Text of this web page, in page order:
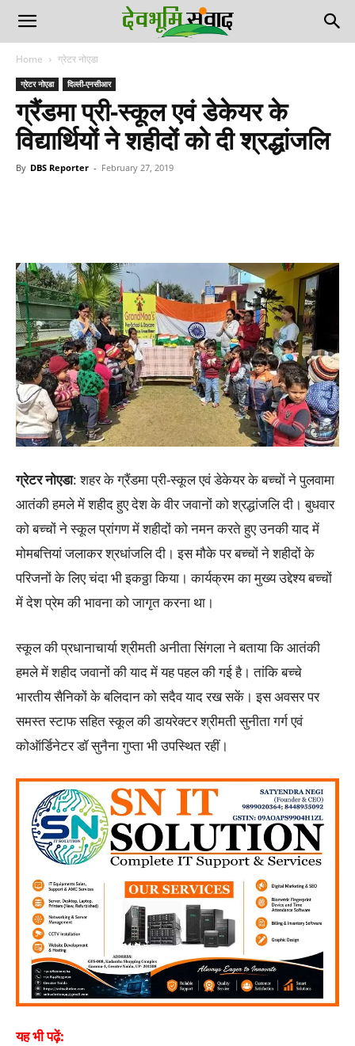
Home ग्रेटर नोएडा
ग्रेटर नोएडा दिल्ली-एनसीआर
ग्रैंडमा प्री-स्कूल एवं डेकेयर के
विद्यार्थियों ने शहीदों को दी श्रद्धांजलि
By DBS Reporter - February 27, 2019
ग्रेटर नोएडा: शहर के ग्रैंडमा प्री-स्कूल एवं डेकेयर के बच्चों ने पुलवामा
आतंकी हमले में शहीद हुए देश के वीर जवानों को श्रद्धांजलि दी। बुधवार
को बच्चों ने स्कूल प्रांगण में शहीदों को नमन करते हुए उनकी याद में
मोमबत्तियां जलाकर श्रधांजलि दी। इस मौके पर बच्चों ने शहीदों के
परिजनों के लिए चंदा भी इकठ्ठा किया। कार्यक्रम का मुख्य उद्देश्य बच्चों
में देश प्रेम की भावना को जागृत करना था।
स्कूल की प्रधानाचार्या श्रीमती अनीता सिंगला ने बताया कि आतंकी
हमले में शहीद जवानों की याद में यह पहल की गई है। तांकि बच्चे
भारतीय सैनिकों के बलिदान को सदैव याद रख सकें। इस अवसर पर
समस्त स्टाफ सहित स्कूल की डायरेक्टर श्रीमती सुनीता गर्ग एवं
कोऑर्डिनेटर डॉ सुनैना गुप्ता भी उपस्थित रहीं।
यह भी पढ़ें: